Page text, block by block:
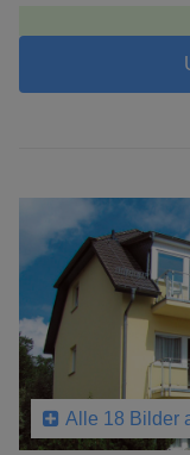
Alle 18 Bilder